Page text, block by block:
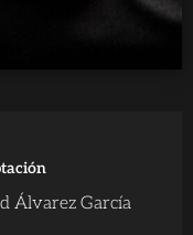
Álvarez García